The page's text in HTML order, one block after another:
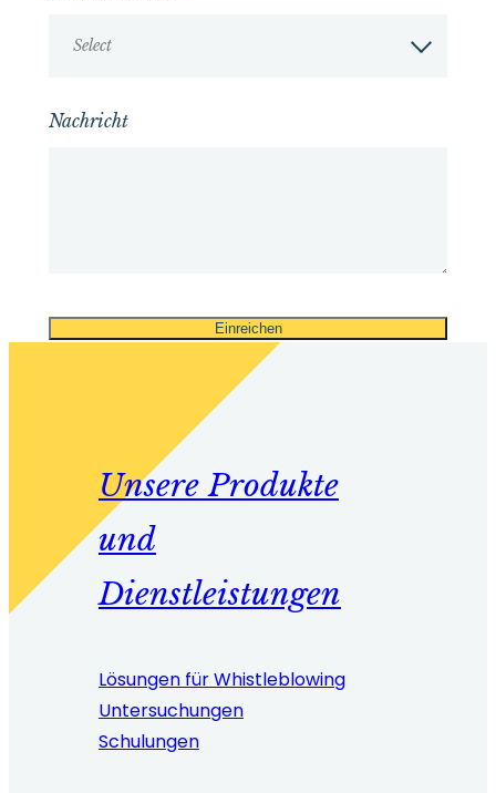
Select
Nachricht
Unsere Produkte
und
Dienstleistungen
Lösungen für Whistleblowing
Untersuchungen
Schulungen